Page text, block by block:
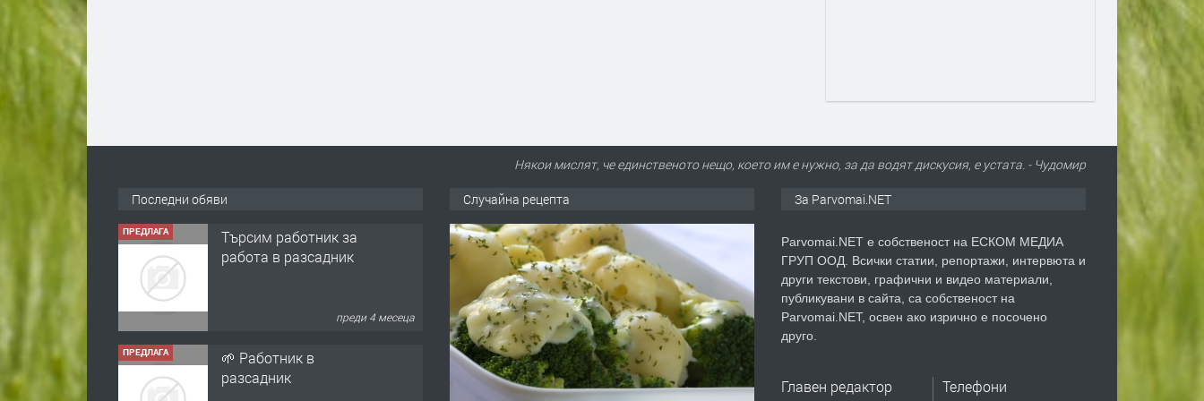
Някои мислят, че единственото нещо, което им е нужно, за да водят дискусия, е устата. - Чудомир
Последни обяви
ПРЕДЛАГА
Търсим работник за
работа в разсадник
преди 4 месеца
ПРЕДЛАГА
🌱 Работник в
разсадник
Случайна рецепта За Parvomai.NET
Parvomai.NET е собственост на ЕСКОМ МЕДИА
ГРУП ООД. Всички статии, репортажи, интервюта и
други текстови, графични и видео материали,
публикувани в сайта, са собственост на
Parvomai.NET, освен ако изрично е посочено
друго.
Главен редактор Телефони